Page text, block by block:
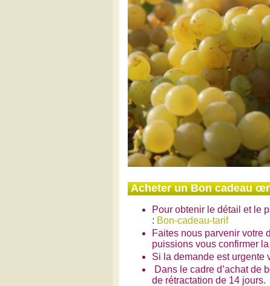
Acheter un Bon cadeau
Pour obtenir le détail et le
: Bon-cadeau-tarif
Faites nous parvenir votre
puissions vous confirmer
Si la demande est urgente
Dans le cadre d’achat de
de rétractation de 14 jours.